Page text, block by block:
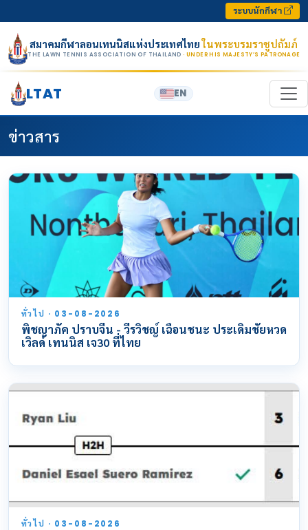
ระบบนักกีฬา
สมาคมกีฬาลอนเทนนิสแห่งประเทศไทยในพระบรมราชูปถัมภ์
THE LAWN TENNIS ASSOCIATION OF THAILAND · UNDER HIS MAJESTY’S PATRONAGE
LTAT EN
ข่าวสาร
ทั่วไป · 03-08-2026
พิชญาภัค ปราบจีน - วีรวิชญ์ เฉือนชนะ ประเดิมชัยหวด
เวิลด์ เทนนิส เจ30 ที่ไทย
ทั่วไป · 03-08-2026